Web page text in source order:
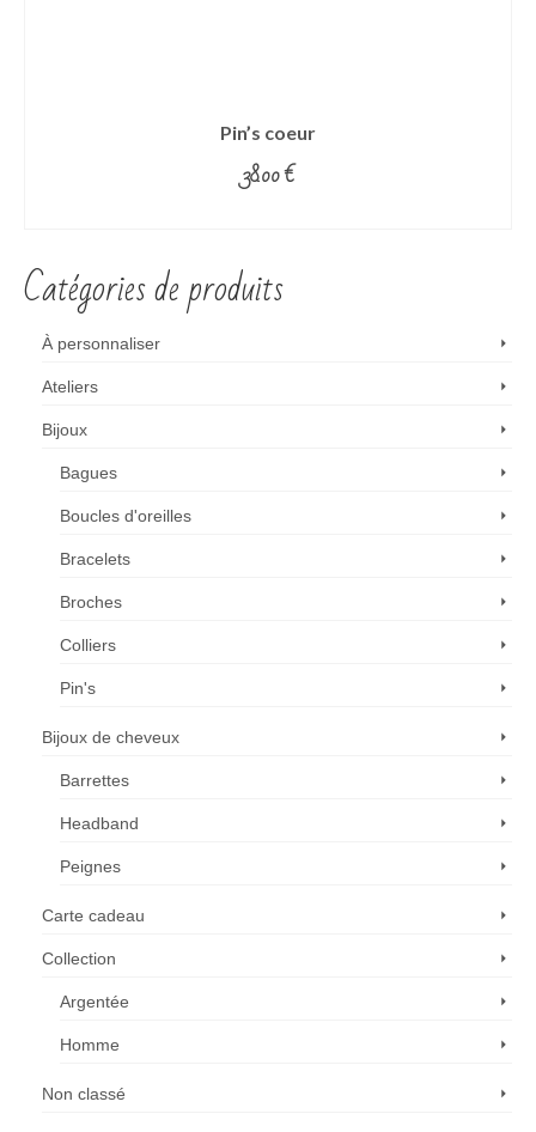
Pin’s coeur
38.00€
a
Catégories de produits
À personnaliser
Ateliers
Bijoux
Bagues
Boucles d'oreilles
Bracelets
Broches
Colliers
Pin's
Bijoux de cheveux
Barrettes
Headband
Peignes
Carte cadeau
Collection
Argentée
Homme
Non classé